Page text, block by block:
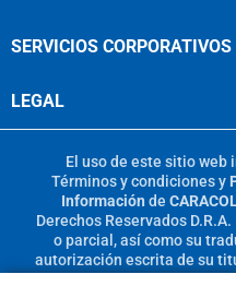
SERVICIOS CORPORATIVOS
LEGAL
El uso de este sitio
Términos y condicionesy
Información de
Derechos Reservados
o parcial, así como su
autorización escrita de su